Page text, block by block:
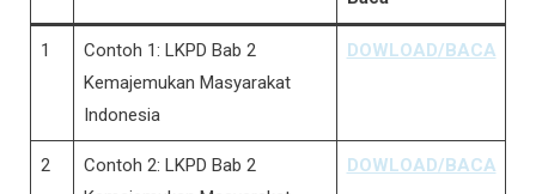
1
Contoh 1: LKPD Bab 2
Kemajemukan Masyarakat
Indonesia
DOWLOAD/BACA
2
Contoh 2: LKPD Bab 2
DOWLOAD/BACA